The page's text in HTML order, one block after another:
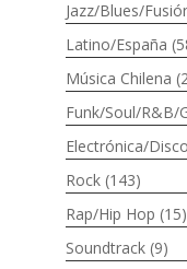
Jazz/Blues/
Latino/España
Música Chilena
Funk/Soul/R&B/
Electrónica/Disco
Rock (143)
Rap/Hip Hop (15)
Soundtrack (9)